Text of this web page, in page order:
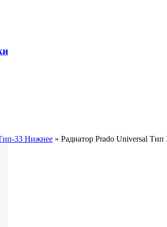
33 Нижнее » Радиатор Prado Universal